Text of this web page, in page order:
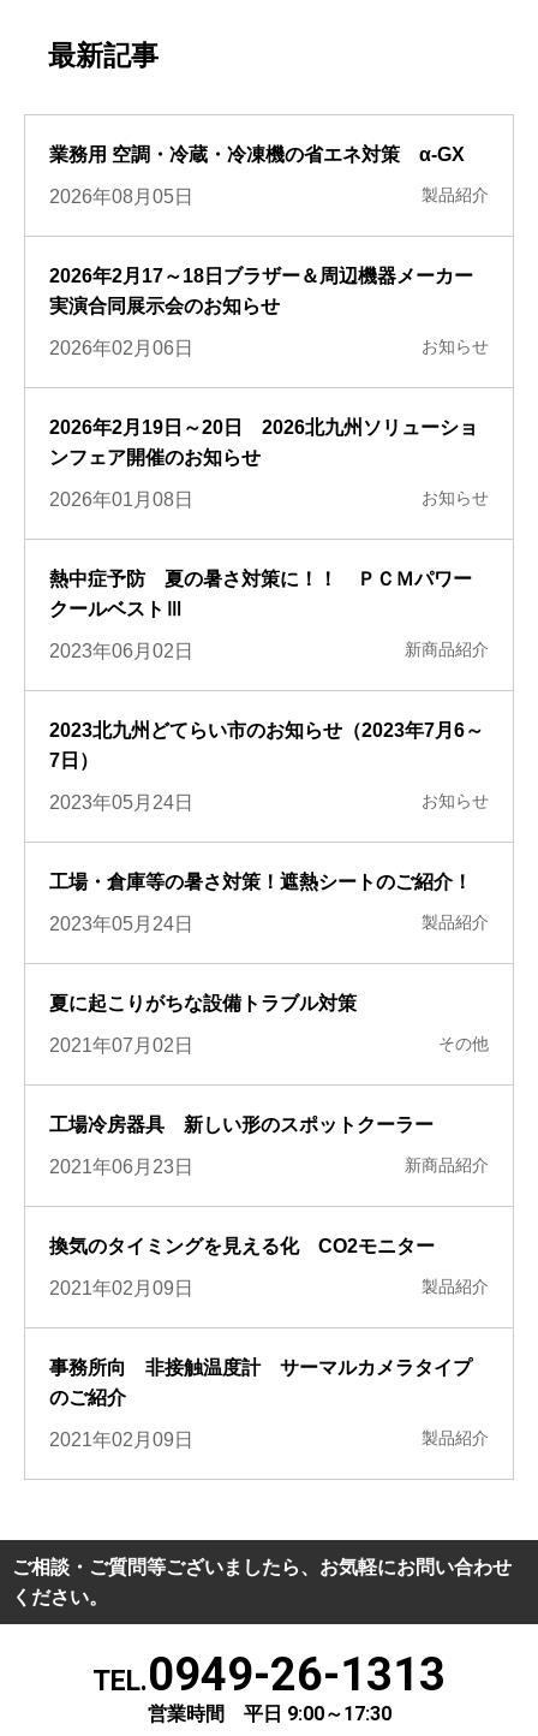
最新記事
業務用 空調・冷蔵・冷凍機の省エネ対策 α-GX
2026年08月05日 製品紹介
2026年2月17～18日ブラザー＆周辺機器メーカー
実演合同展示会のお知らせ
2026年02月06日 お知らせ
2026年2月19日～20日 2026北九州ソリューショ
ンフェア開催のお知らせ
2026年01月08日 お知らせ
熱中症予防 夏の暑さ対策に！！ ＰＣＭパワー
クールベストⅢ
2023年06月02日 新商品紹介
2023北九州どてらい市のお知らせ（2023年7月6～
7日）
2023年05月24日 お知らせ
工場・倉庫等の暑さ対策！遮熱シートのご紹介！
2023年05月24日 製品紹介
夏に起こりがちな設備トラブル対策
2021年07月02日 その他
工場冷房器具 新しい形のスポットクーラー
2021年06月23日 新商品紹介
換気のタイミングを見える化 CO2モニター
2021年02月09日 製品紹介
事務所向 非接触温度計 サーマルカメラタイプ
のご紹介
2021年02月09日 製品紹介
ご相談・ご質問等ございましたら、お気軽にお問い合わせ
ください。
TEL.0949-26-1313
営業時間 平日 9:00～17:30